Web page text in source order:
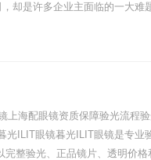
却是许多企业主面临的一大难题
上海配眼镜资质保障验光流程
光ILIT眼镜暮光ILIT眼镜是专业
整验光、正品镜片、透明价格